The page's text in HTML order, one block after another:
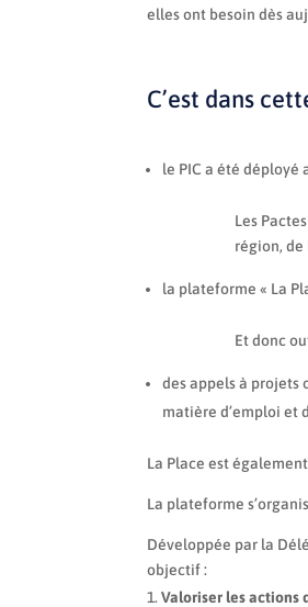
elles ont besoin dès
C’est dans
le PIC a été déployé
Les
région,
la plateforme « La
Et donc
des appels à projets
matière d’emploi et
La Place est
La plateforme
Développée par la
objectif :
Valoriser les actions